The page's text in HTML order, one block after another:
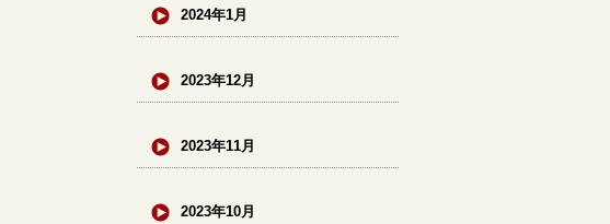
2024年1月
2023年12月
2023年11月
2023年10月